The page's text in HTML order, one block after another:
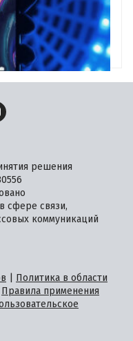
решения
сфере связи,
коммуникаций
Политика в области
Правила применения